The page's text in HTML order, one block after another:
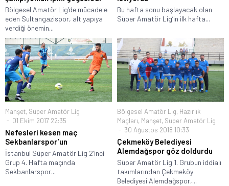
Bölgesel Amatör Lig’de mücadele
eden Sultangazispor, alt yapıya
verdiği önemin...
Bu hafta sonu başlayacak olan
Süper Amatör Lig’in ilk hafta...
Manşet, Süper Amatör Lig
01 Ekim 2017 22:35
Nefesleri kesen maç
Sekbanlarspor’un
İstanbul Süper Amatör Lig 2’inci
Grup 4. Hafta maçında
Sekbanlarspor...
Bölgesel Amatör Lig, Hazırlık
Maçları, Manşet, Süper Amatör Lig
30 Ağustos 2018 10:33
Çekmeköy Belediyesi
Alemdağspor göz doldurdu
Süper Amatör Lig 1. Grubun iddialı
takımlarından Çekmeköy
Belediyesi Alemdağspor,...